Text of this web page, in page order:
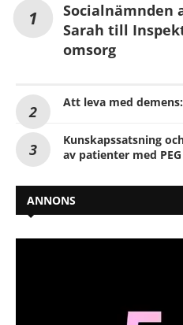
Socialnämnden
Sarah till
omsorg
Att leva med
Kunskapssatsning
av patienter med PEG
ANNONS